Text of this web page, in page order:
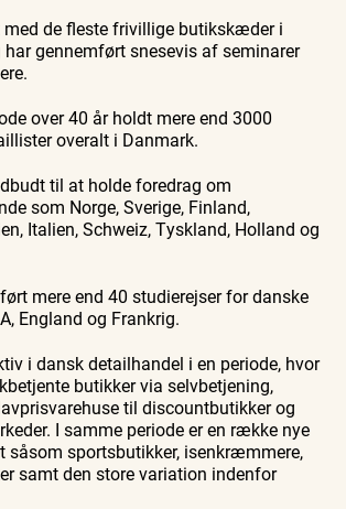
med de fleste frivillige butikskæder i
har gennemført snesevis af seminarer
over 40 år holdt mere end 3000
overalt i Danmark.
til at holde foredrag om
som Norge, Sverige, Finland,
Italien, Schweiz, Tyskland, Holland og
mere end 40 studierejser for danske
England og Frankrig.
i dansk detailhandel i en periode, hvor
butikker via selvbetjening,
til discountbutikker og
I samme periode er en række nye
såsom sportsbutikker, isenkræmmere,
samt den store variation indenfor